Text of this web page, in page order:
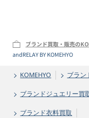
ブランド買取・販売の
andRELAY BY KOMEHYO
KOMEHYO ブラン
ブランドジュエリー買
ブランド衣料買取